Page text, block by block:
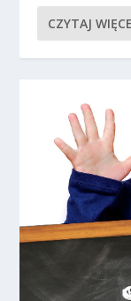
CZYTAJ